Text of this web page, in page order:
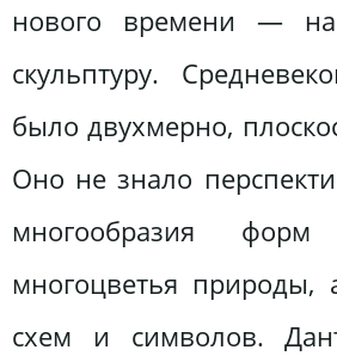
нового времени —
скульптуру.
было двухмерно,
Оно не знало
многообразия
многоцветья природы,
схем и символов.